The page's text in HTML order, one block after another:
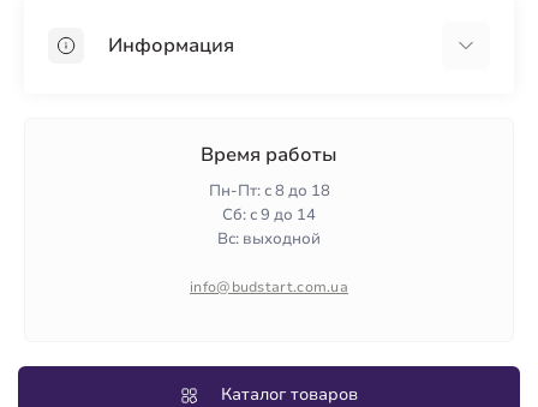
ПенопластИнформация
Политика конфиденциальности
Время работы
Пн-Пт: с 8 до 18
Сб: с 9 до 14
Вс: выходной
info@budstart.com.ua
Каталог товаров